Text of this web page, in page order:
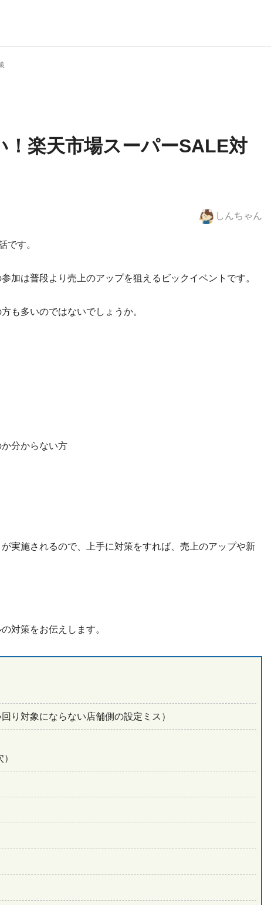
楽天市場スーパーSALE対
しんちゃん
です。
加は普段より売上のアップを狙えるビックイベントです。
も多いのではないでしょうか。
分からない方
実施されるので、上手に対策をすれば、売上のアップや新
対策をお伝えします。
り対象にならない店舗側の設定ミス）